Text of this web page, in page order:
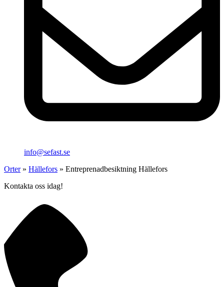
info@sefast.se
Orter» Hällefors » Entreprenadbesiktning Hällefors
Kontakta oss idag!